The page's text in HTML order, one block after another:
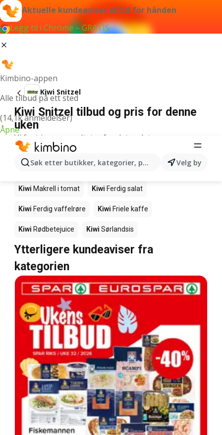
Aktuelle kundeaviser alltid for hånden
Legg til i Chrome – GRATIS
Kimbino-appen
Alle tilbud på ett sted
(14,1k anmeldelser)
Åpne
Søk etter butikker, kategorier, produkter...Velg by
Kiwi Snitzel
Kiwi Snitzel tilbud og pris for denne
uken
Vi fant ingen resultater for det ordet.
Andre produkter i butikkene Kiwi
Kiwi Fårikålkjøtt
Kiwi Makrell i tomat Kiwi Ferdig salat
Kiwi Ferdig vaffelrøre Kiwi Friele kaffe
Kiwi Rødbetejuice Kiwi Sørlandsis
Ytterligere kundeaviser fra
kategorien